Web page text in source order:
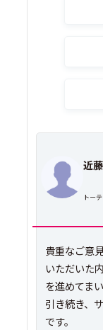
近藤
トー
貴重なご意
いただいた
を進めてま
引き続き、
です。